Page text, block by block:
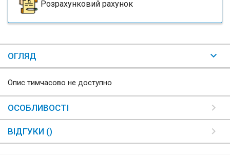
Розрахунковий рахунок
ОГЛЯД
Опис тимчасово не доступно
ОСОБЛИВОСТІ
ВІДГУКИ ()